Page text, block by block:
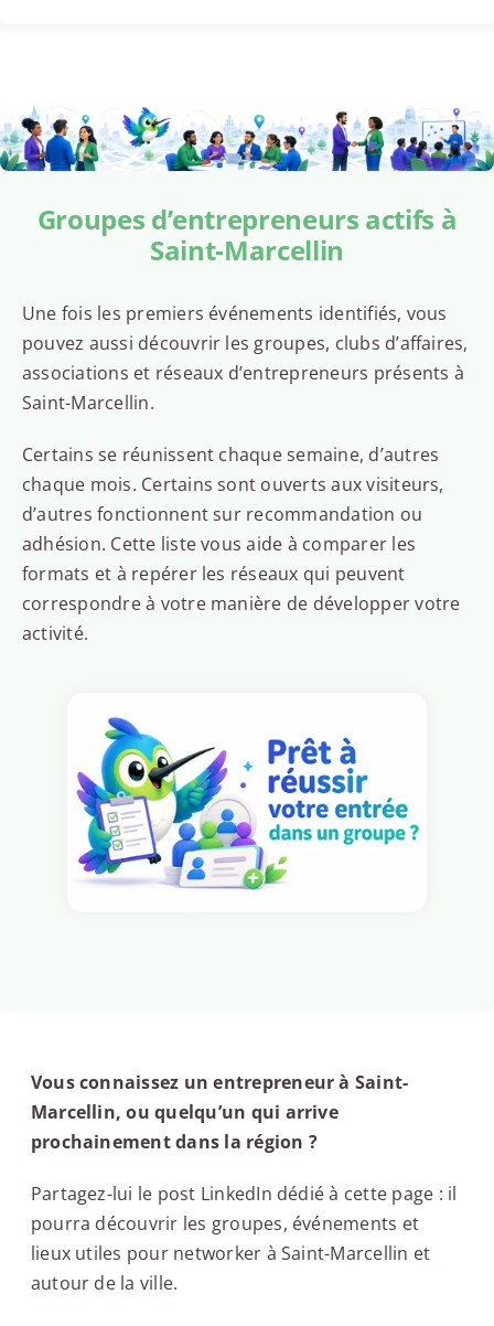
Groupes d’entrepreneurs actifs à
Saint-Marcellin
Une fois les premiers événements identifiés, vous
pouvez aussi découvrir les groupes, clubs d’affaires,
associations et réseaux d’entrepreneurs présents à
Saint-Marcellin.
Certains se réunissent chaque semaine, d’autres
chaque mois. Certains sont ouverts aux visiteurs,
d’autres fonctionnent sur recommandation ou
adhésion. Cette liste vous aide à comparer les
formats et à repérer les réseaux qui peuvent
correspondre à votre manière de développer votre
activité.
Vous connaissez un entrepreneur à Saint-
Marcellin, ou quelqu’un qui arrive
prochainement dans la région ?
Partagez-lui le post LinkedIn dédié à cette page : il
pourra découvrir les groupes, événements et
lieux utiles pour networker à Saint-Marcellin et
autour de la ville.